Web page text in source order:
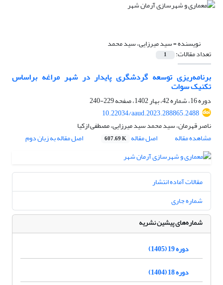
نویسنده =سید میرزایی، سید محمد
تعداد مقالات: 1
برنامه‌ریزی توسعه گردشگری پایدار در شهر مراغه براساس
تکنیک سوات
دوره 16، شماره 42، بهار 1402، صفحه
229-240
10.22034/aaud.2023.288865.2488
ناصر قهرمان، سید محمد سید میرزایی، مصطفی ازکیا
مشاهده مقاله
اصل مقاله 607.69 K اصل مقاله به زبان دوم
مقالات آماده انتشار
شماره جاری
شماره‌های پیشین نشریه
دوره 19 (1405)
دوره 18 (1404)